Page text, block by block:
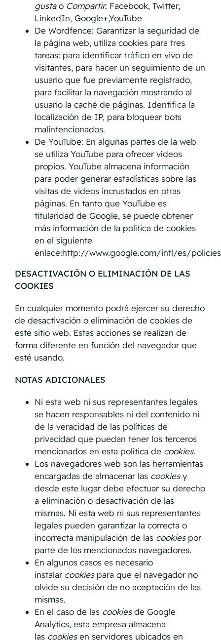
gustao Compartir: Facebook, Twitter,
LinkedIn, Google+,YouTube
De Wordfence: Garantizar la seguridad de
la página web, utiliza cookies para tres
tareas: para identificar tráfico en vivo de
visitantes, para hacer un seguimiento de un
usuario que fue previamente registrado,
para facilitar la navegación mostrando al
usuario la caché de páginas. Identifica la
localización de IP, para bloquear bots
malintencionados.
De YouTube: En algunas partes de la web
se utiliza YouTube para ofrecer vídeos
propios. YouTube almacena información
para poder generar estadísticas sobre las
visitas de videos incrustados en otras
páginas. En tanto que YouTube es
titularidad de Google, se puede obtener
más información de la política de cookies
en el siguiente
enlace:http://www.google.com/intl/es/
DESACTIVACIÓN O ELIMINACIÓN DE LAS
COOKIES
En cualquier momento podrá ejercer su derecho
de desactivación o eliminación de cookies de
este sitio web. Estas acciones se realizan de
forma diferente en función del navegador que
esté usando.
NOTAS ADICIONALES
Ni esta web ni sus representantes legales
se hacen responsables ni del contenido ni
de la veracidad de las políticas de
privacidad que puedan tener los terceros
mencionados en esta política de cookies.
Los navegadores web son las herramientas
encargadas de almacenar las cookiesy
desde este lugar debe efectuar su derecho
a eliminación o desactivación de las
mismas. Ni esta web ni sus representantes
legales pueden garantizar la correcta o
incorrecta manipulación de las cookiespor
parte de los mencionados navegadores.
En algunos casos es necesario
instalar cookiespara que el navegador no
olvide su decisión de no aceptación de las
mismas.
En el caso de las cookiesde Google
Analytics, esta empresa almacena
las cookiesen servidores ubicados en